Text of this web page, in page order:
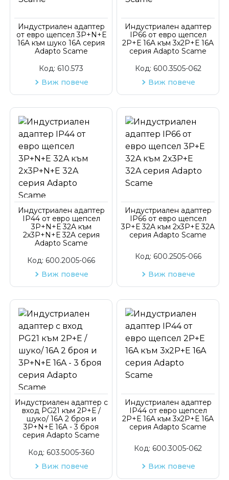
Индустриален адаптер
от евро щепсел 3P+N+Е
16A към шуко 16A серия
Adapto Scame
Код: 610.573
Виж повече
Индустриален адаптер
IP66 от евро щепсел
2P+Е 16A към 3х2P+Е 16A
серия Adapto Scame
Код: 600.3505-062
Виж повече
Индустриален адаптер
IP44 от евро щепсел
3P+N+Е 32A към
2х3P+N+Е 32A серия
Adapto Scame
Код: 600.2005-066
Виж повече
Индустриален адаптер
IP66 от евро щепсел
3P+Е 32A към 2х3P+Е 32A
серия Adapto Scame
Код: 600.2505-066
Виж повече
Индустриален адаптер с
вход PG21 към 2P+Е /
шуко/ 16A 2 броя и
3P+N+Е 16A - 3 броя
серия Adapto Scame
Код: 603.5005-360
Виж повече
Индустриален адаптер
IP44 от евро щепсел
2P+Е 16A към 3х2P+Е 16A
серия Adapto Scame
Код: 600.3005-062
Виж повече